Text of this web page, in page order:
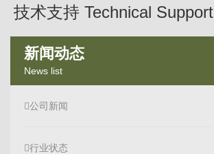
技术支持 Technical Support
新闻动态
News list
公司新闻
行业状态